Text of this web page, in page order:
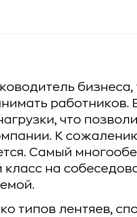
что
К
Самый
на
типов лентяев,